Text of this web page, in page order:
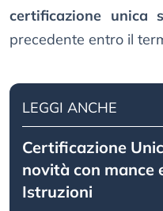
certificazione unica
precedente entro il
LEGGI ANCHE
Certificazione
novità con mance
Istruzioni